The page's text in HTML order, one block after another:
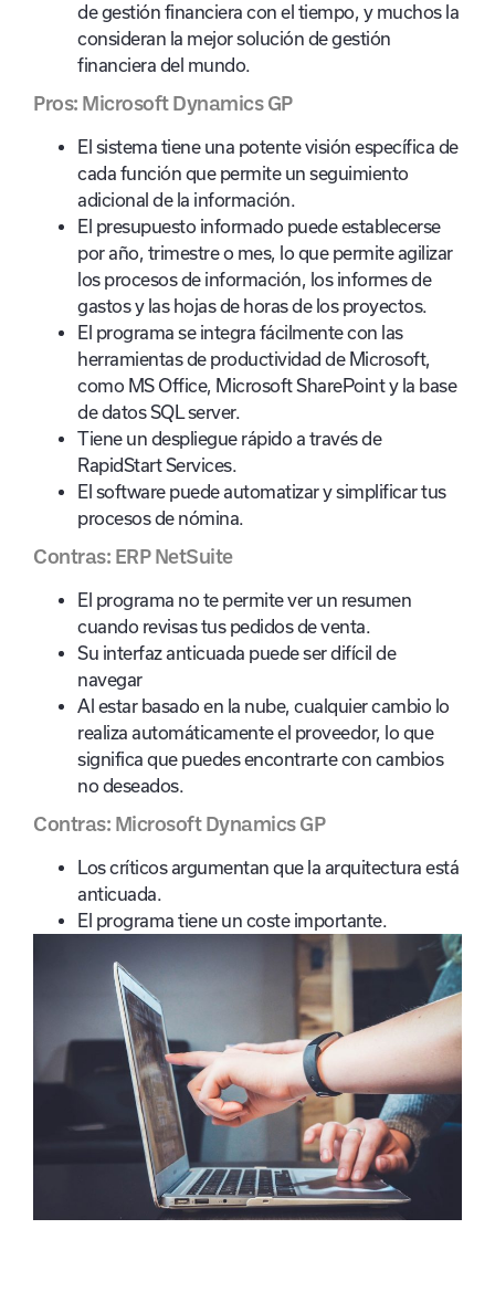
de gestión financiera con el tiempo, y muchos la
consideran la mejor solución de gestión
financiera del mundo.
Pros: Microsoft Dynamics GP
El sistema tiene una potente visión específica de
cada función que permite un seguimiento
adicional de la información.
El presupuesto informado puede establecerse
por año, trimestre o mes, lo que permite agilizar
los procesos de información, los informes de
gastos y las hojas de horas de los proyectos.
El programa se integra fácilmente con las
herramientas de productividad de Microsoft,
como MS Office, Microsoft SharePoint y la base
de datos SQL server.
Tiene un despliegue rápido a través de
RapidStart Services.
El software puede automatizar y simplificar tus
procesos de nómina.
Contras: ERP NetSuite
El programa no te permite ver un resumen
cuando revisas tus pedidos de venta.
Su interfaz anticuada puede ser difícil de
navegar
Al estar basado en la nube, cualquier cambio lo
realiza automáticamente el proveedor, lo que
significa que puedes encontrarte con cambios
no deseados.
Contras: Microsoft Dynamics GP
Los críticos argumentan que la arquitectura está
anticuada.
El programa tiene un coste importante.